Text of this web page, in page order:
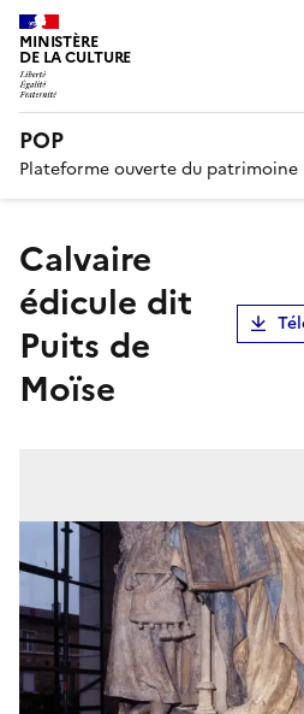
MINISTÈRE
DE LA CULTURE
POP
Plateforme ouverte du patrimoine
calvaire
édicule dit
Puits de
Moïse